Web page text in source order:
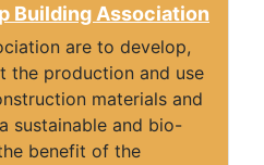
Building Association
are to develop,
the production and use
materials and
sustainable and bio-
benefit of the